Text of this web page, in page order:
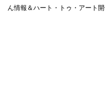
ん情報＆ハート・トゥ・アート